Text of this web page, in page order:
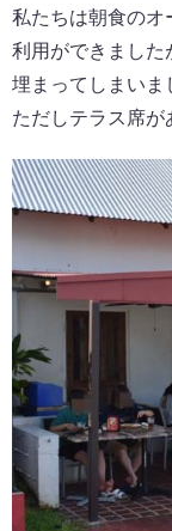
私たちは朝食のオ
利用ができました
埋まってしまいま
ただしテラス席が